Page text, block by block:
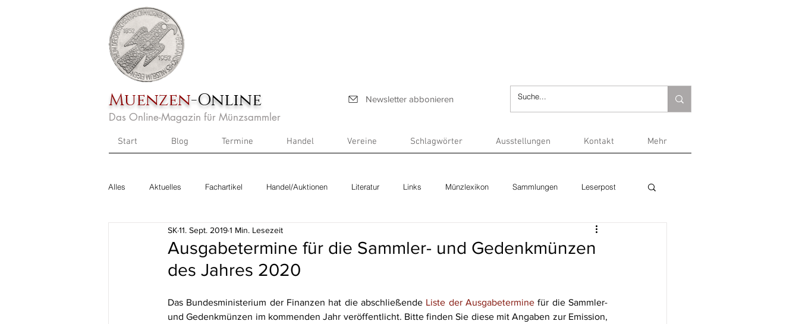
Muenzen-Online Newsletter abbonieren
Das Online-Magazin für Münzsammler
Start Blog Termine Handel Vereine Schlagwörter Ausstellungen Kontakt Mehr
Alles Aktuelles Fachartikel Handel/Auktionen Literatur Links Münzlexikon Sammlungen Leserpost
Ausgabetermine für die Sammler- und Gedenkmünzen
des Jahres 2020
SK11. Sept. 20191 Min. Lesezeit
Das Bundesministerium der Finanzen hat die abschließende Liste der Ausgabetermine für die Sammler-
und Gedenkmünzen im kommenden Jahr veröffentlicht. Bitte finden Sie diese mit Angaben zur Emission,